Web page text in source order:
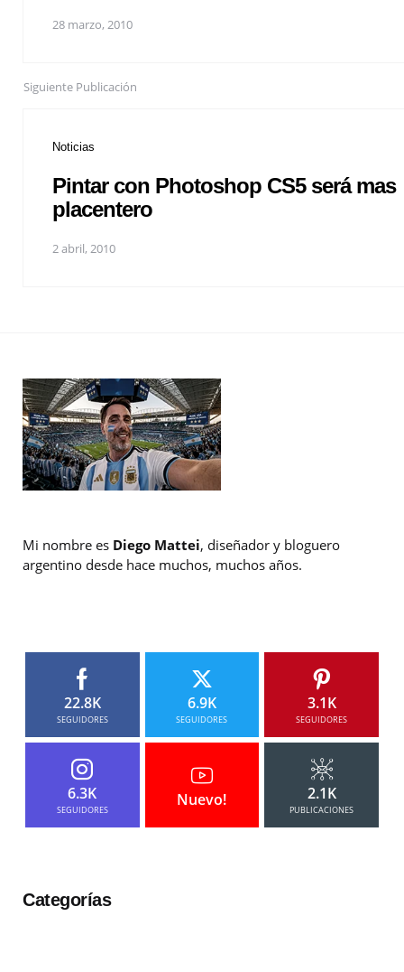
28 marzo, 2010
Siguiente Publicación
Noticias
Pintar con Photoshop CS5 será mas
placentero
2 abril, 2010
Mi nombre es Diego Mattei, diseñador y bloguero
argentino desde hace muchos, muchos años.
22.8K
SEGUIDORES
6.9K
SEGUIDORES
3.1K
SEGUIDORES
6.3K
SEGUIDORES
Nuevo! 2.1K
PUBLICACIONES
Categorías